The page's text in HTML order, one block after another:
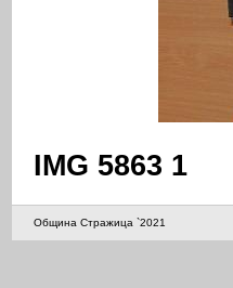
IMG 5863 1
Община Стражица `2021